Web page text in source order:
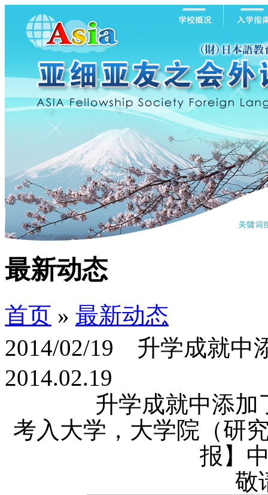
最新动态
首页 » 最新动态
2014/02/19 升学成就中
2014.02.19
升学成就中添加
考入大学，大学院（研
报】
敬